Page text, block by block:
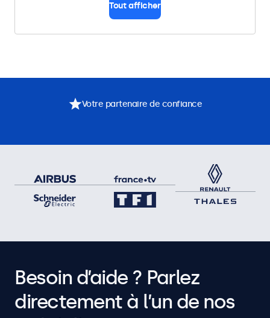
Tout afficher
Votre partenaire de confiance
Besoin d’aide ? Parlez
directement à l’un de nos